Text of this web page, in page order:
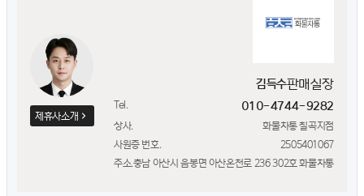
제휴사소개
김득수판매실장
Tel. 010-4744-9282
상사.
화물차통 칠곡지점
사원증 번호.
2505401067
주소.충남 아산시 음봉면 아산온천로 236 302호 화물차통